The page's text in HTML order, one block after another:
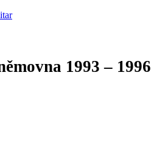
1993 – 1996